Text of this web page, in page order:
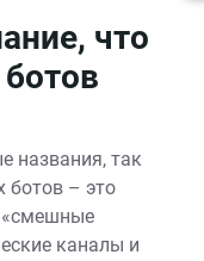
что
названия, так
ботов – это
«смешные
каналы и